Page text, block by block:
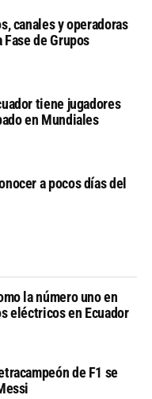
canales y operadoras
de Grupos
tiene jugadores
en Mundiales
a pocos días del
la número uno en
eléctricos en Ecuador
de F1 se